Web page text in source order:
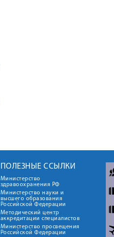
ПОЛЕЗНЫЕ ССЫЛКИ
Министерство
здравоохранения РФ
Министерство науки и
высшего образования
Российской Федерации
Методический центр
аккредитации специалистов
Министерство просвещения
Российской Федерации